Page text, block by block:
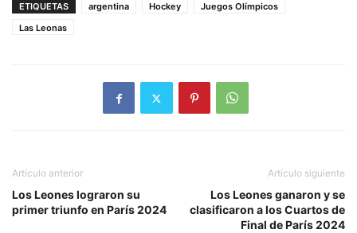
ETIQUETAS argentina Hockey
Juegos Olímpicos
Las Leonas
Artículo anterior
Los Leones lograron su
primer triunfo en París 2024
Artículo siguiente
Los Leones ganaron y se
clasificaron a los Cuartos de
Final de París 2024